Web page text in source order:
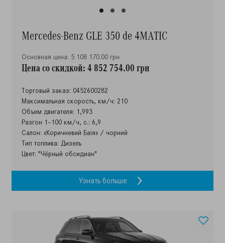
Mercedes-Benz GLE 350 de 4MATIC
Основная цена: 5 108 170.00 грн
Цена со скидкой: 4 852 754.00 грн
Торговый заказ: 0452600282
Максимальная скорость, км/ч: 210
Объем двигателя: 1,993
Разгон 1–100 км/ч, с.: 6,9
Салон: «Коричневий Баія» / чорний
Тип топлива: Дизель
Цвет: "Чёрный обсидиан"
Узнать больше